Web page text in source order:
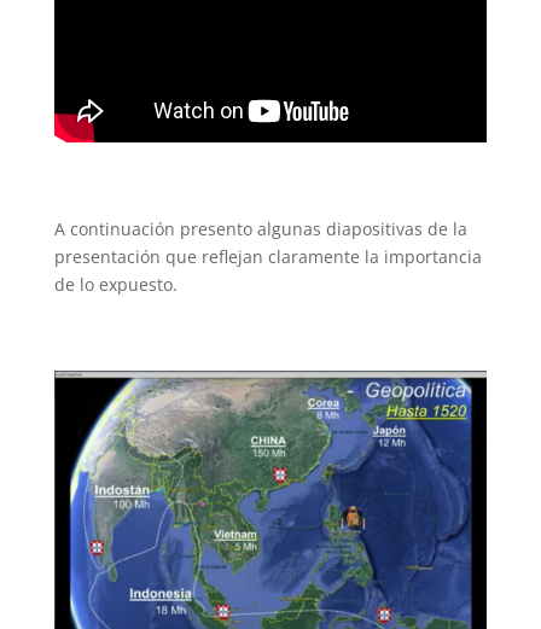
A continuación presento algunas diapositivas de la
presentación que reflejan claramente la importancia
de lo expuesto.